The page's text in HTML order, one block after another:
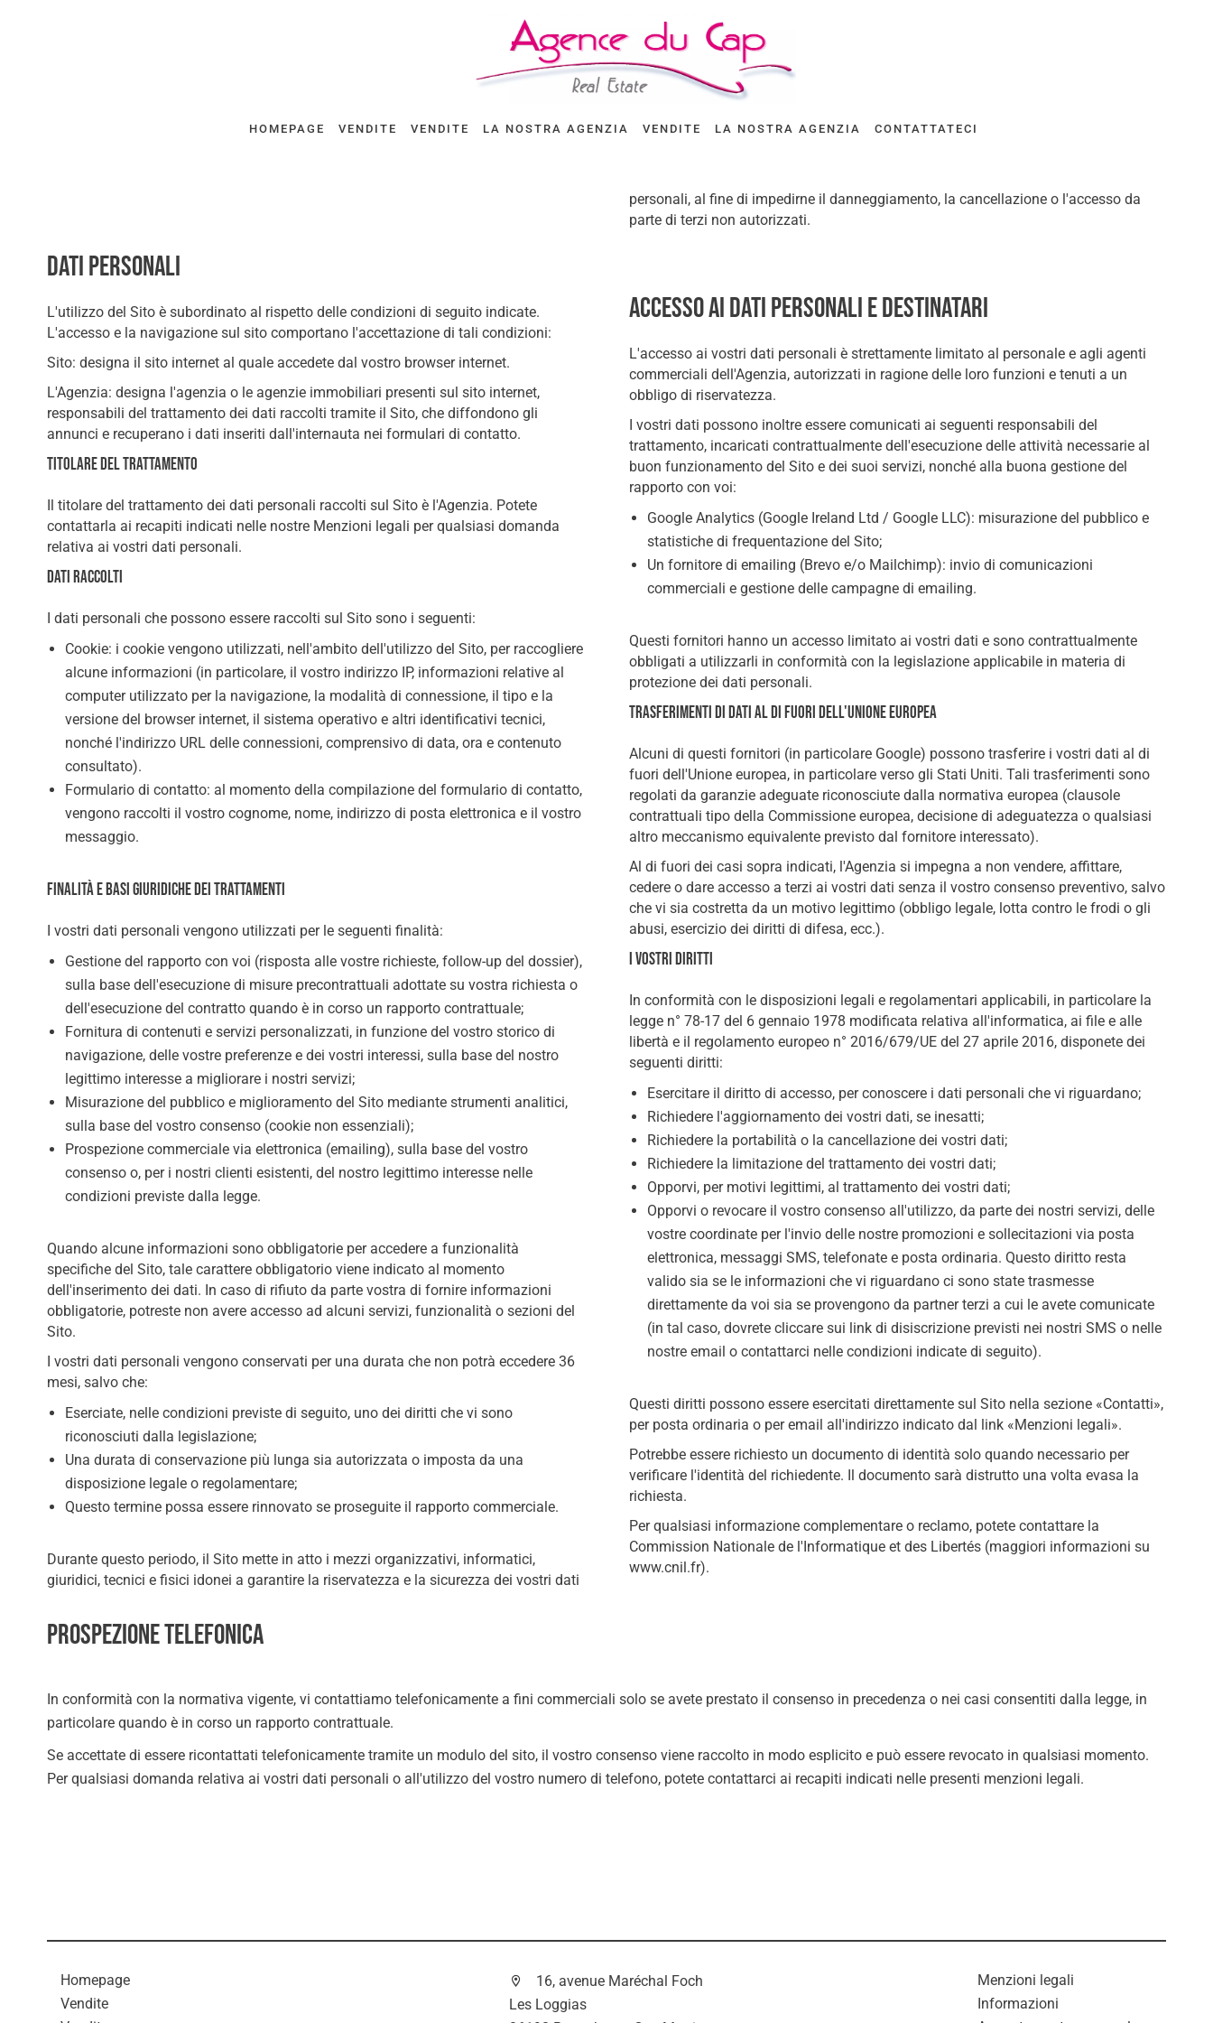
HOMEPAGE VENDITE VENDITE LA NOSTRA AGENZIA VENDITE LA NOSTRA AGENZIA CONTATTATECI
Dati personali
L'utilizzo del Sito è subordinato al rispetto delle condizioni di seguito indicate.
L'accesso e la navigazione sul sito comportano l'accettazione di tali condizioni:
Sito: designa il sito internet al quale accedete dal vostro browser internet.
L'Agenzia: designa l'agenzia o le agenzie immobiliari presenti sul sito internet,
responsabili del trattamento dei dati raccolti tramite il Sito, che diffondono gli
annunci e recuperano i dati inseriti dall'internauta nei formulari di contatto.
Titolare del trattamento
Il titolare del trattamento dei dati personali raccolti sul Sito è l'Agenzia. Potete
contattarla ai recapiti indicati nelle nostre Menzioni legali per qualsiasi domanda
relativa ai vostri dati personali.
Dati raccolti
I dati personali che possono essere raccolti sul Sito sono i seguenti:
Cookie: i cookie vengono utilizzati, nell'ambito dell'utilizzo del Sito, per raccogliere
alcune informazioni (in particolare, il vostro indirizzo IP, informazioni relative al
computer utilizzato per la navigazione, la modalità di connessione, il tipo e la
versione del browser internet, il sistema operativo e altri identificativi tecnici,
nonché l'indirizzo URL delle connessioni, comprensivo di data, ora e contenuto
consultato).
Formulario di contatto: al momento della compilazione del formulario di contatto,
vengono raccolti il vostro cognome, nome, indirizzo di posta elettronica e il vostro
messaggio.
Finalità e basi giuridiche dei trattamenti
I vostri dati personali vengono utilizzati per le seguenti finalità:
Gestione del rapporto con voi (risposta alle vostre richieste, follow-up del dossier),
sulla base dell'esecuzione di misure precontrattuali adottate su vostra richiesta o
dell'esecuzione del contratto quando è in corso un rapporto contrattuale;
Fornitura di contenuti e servizi personalizzati, in funzione del vostro storico di
navigazione, delle vostre preferenze e dei vostri interessi, sulla base del nostro
legittimo interesse a migliorare i nostri servizi;
Misurazione del pubblico e miglioramento del Sito mediante strumenti analitici,
sulla base del vostro consenso (cookie non essenziali);
Prospezione commerciale via elettronica (emailing), sulla base del vostro
consenso o, per i nostri clienti esistenti, del nostro legittimo interesse nelle
condizioni previste dalla legge.
Quando alcune informazioni sono obbligatorie per accedere a funzionalità
specifiche del Sito, tale carattere obbligatorio viene indicato al momento
dell'inserimento dei dati. In caso di rifiuto da parte vostra di fornire informazioni
obbligatorie, potreste non avere accesso ad alcuni servizi, funzionalità o sezioni del
Sito.
I vostri dati personali vengono conservati per una durata che non potrà eccedere 36
mesi, salvo che:
Eserciate, nelle condizioni previste di seguito, uno dei diritti che vi sono
riconosciuti dalla legislazione;
Una durata di conservazione più lunga sia autorizzata o imposta da una
disposizione legale o regolamentare;
Questo termine possa essere rinnovato se proseguite il rapporto commerciale.
Durante questo periodo, il Sito mette in atto i mezzi organizzativi, informatici,
giuridici, tecnici e fisici idonei a garantire la riservatezza e la sicurezza dei vostri dati
personali, al fine di impedirne il danneggiamento, la cancellazione o l'accesso da
parte di terzi non autorizzati.
Accesso ai dati personali e destinatari
L'accesso ai vostri dati personali è strettamente limitato al personale e agli agenti
commerciali dell'Agenzia, autorizzati in ragione delle loro funzioni e tenuti a un
obbligo di riservatezza.
I vostri dati possono inoltre essere comunicati ai seguenti responsabili del
trattamento, incaricati contrattualmente dell'esecuzione delle attività necessarie al
buon funzionamento del Sito e dei suoi servizi, nonché alla buona gestione del
rapporto con voi:
Google Analytics (Google Ireland Ltd / Google LLC): misurazione del pubblico e
statistiche di frequentazione del Sito;
Un fornitore di emailing (Brevo e/o Mailchimp): invio di comunicazioni
commerciali e gestione delle campagne di emailing.
Questi fornitori hanno un accesso limitato ai vostri dati e sono contrattualmente
obbligati a utilizzarli in conformità con la legislazione applicabile in materia di
protezione dei dati personali.
Trasferimenti di dati al di fuori dell'Unione europea
Alcuni di questi fornitori (in particolare Google) possono trasferire i vostri dati al di
fuori dell'Unione europea, in particolare verso gli Stati Uniti. Tali trasferimenti sono
regolati da garanzie adeguate riconosciute dalla normativa europea (clausole
contrattuali tipo della Commissione europea, decisione di adeguatezza o qualsiasi
altro meccanismo equivalente previsto dal fornitore interessato).
Al di fuori dei casi sopra indicati, l'Agenzia si impegna a non vendere, affittare,
cedere o dare accesso a terzi ai vostri dati senza il vostro consenso preventivo, salvo
che vi sia costretta da un motivo legittimo (obbligo legale, lotta contro le frodi o gli
abusi, esercizio dei diritti di difesa, ecc.).
I vostri diritti
In conformità con le disposizioni legali e regolamentari applicabili, in particolare la
legge n° 78-17 del 6 gennaio 1978 modificata relativa all'informatica, ai file e alle
libertà e il regolamento europeo n° 2016/679/UE del 27 aprile 2016, disponete dei
seguenti diritti:
Esercitare il diritto di accesso, per conoscere i dati personali che vi riguardano;
Richiedere l'aggiornamento dei vostri dati, se inesatti;
Richiedere la portabilità o la cancellazione dei vostri dati;
Richiedere la limitazione del trattamento dei vostri dati;
Opporvi, per motivi legittimi, al trattamento dei vostri dati;
Opporvi o revocare il vostro consenso all'utilizzo, da parte dei nostri servizi, delle
vostre coordinate per l'invio delle nostre promozioni e sollecitazioni via posta
elettronica, messaggi SMS, telefonate e posta ordinaria. Questo diritto resta
valido sia se le informazioni che vi riguardano ci sono state trasmesse
direttamente da voi sia se provengono da partner terzi a cui le avete comunicate
(in tal caso, dovrete cliccare sui link di disiscrizione previsti nei nostri SMS o nelle
nostre email o contattarci nelle condizioni indicate di seguito).
Questi diritti possono essere esercitati direttamente sul Sito nella sezione «Contatti»,
per posta ordinaria o per email all'indirizzo indicato dal link «Menzioni legali».
Potrebbe essere richiesto un documento di identità solo quando necessario per
verificare l'identità del richiedente. Il documento sarà distrutto una volta evasa la
richiesta.
Per qualsiasi informazione complementare o reclamo, potete contattare la
Commission Nationale de l'Informatique et des Libertés (maggiori informazioni su
www.cnil.fr).
Prospezione telefonica
In conformità con la normativa vigente, vi contattiamo telefonicamente a fini commerciali solo se avete prestato il consenso in precedenza o nei casi consentiti dalla legge, in
particolare quando è in corso un rapporto contrattuale.
Se accettate di essere ricontattati telefonicamente tramite un modulo del sito, il vostro consenso viene raccolto in modo esplicito e può essere revocato in qualsiasi momento.
Per qualsiasi domanda relativa ai vostri dati personali o all'utilizzo del vostro numero di telefono, potete contattarci ai recapiti indicati nelle presenti menzioni legali.
Homepage
Vendite
16, avenue Maréchal Foch
Les Loggias
Menzioni legali
Informazioni